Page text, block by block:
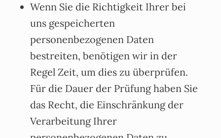
Wenn Sie die Richtigkeit Ihrer bei
uns gespeicherten
personenbezogenen Daten
bestreiten, benötigen wir in der
Regel Zeit, um dies zu überprüfen.
Für die Dauer der Prüfung haben Sie
das Recht, die Einschränkung der
Verarbeitung Ihrer